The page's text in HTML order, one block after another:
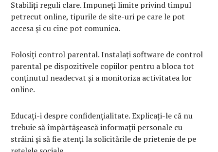
Stabiliți reguli clare. Impuneți limite privind timpul
petrecut online, tipurile de site-uri pe care le pot
accesa și cu cine pot comunica.
Folosiți control parental. Instalați software de control
parental pe dispozitivele copiilor pentru a bloca tot
conținutul neadecvat și a monitoriza activitatea lor
online.
Educați-i despre confidențialitate. Explicați-le că nu
trebuie să împărtășească informații personale cu
străini și să fie atenți la solicitările de prietenie de pe